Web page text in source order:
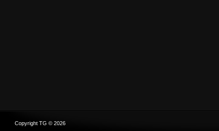
Copyright TG © 2026